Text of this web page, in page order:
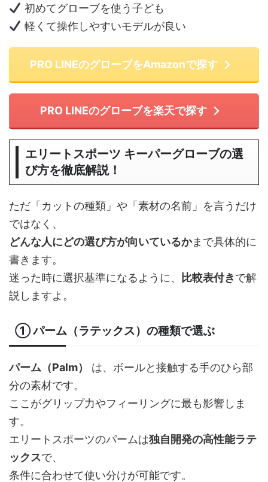
初めてグローブを使う子ども
軽くて操作しやすいモデルが良い
PRO LINEのグローブをAmazonで探す
PRO LINEのグローブを楽天で探す
エリートスポーツ キーパーグローブの選
び方を徹底解説！
ただ「カットの種類」や「素材の名前」を言うだけ
ではなく、
どんな人にどの選び方が向いているかまで具体的に
書きます。
迷った時に選択基準になるように、
比較表付きで解
説しますよ。
① パーム（ラテックス）の種類で選ぶ
パーム（Palm）
は、ボールと接触する手のひら部
分の素材です。
ここがグリップ力やフィーリングに最も影響しま
す。
エリートスポーツのパームは独自開発の高性能ラテ
ックスで、
条件に合わせて使い分けが可能です。